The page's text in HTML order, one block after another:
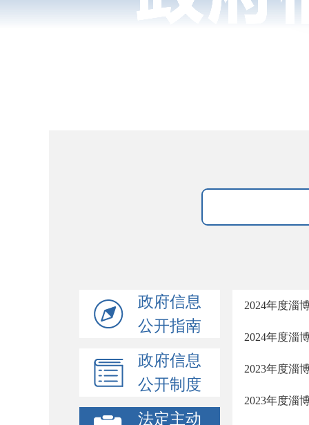
政府信息
公开指南
政府信息
公开制度
法定主动
2024年度淄
2024年度淄
2023年度淄
2023年度淄